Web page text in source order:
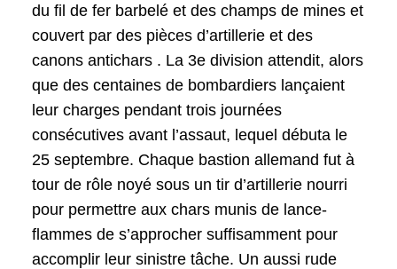
du fil de fer barbelé et des champs de mines et
couvert par des pièces d’artillerie et des
canons antichars . La 3e division attendit, alors
que des centaines de bombardiers lançaient
leur charges pendant trois journées
consécutives avant l’assaut, lequel débuta le
25 septembre. Chaque bastion allemand fut à
tour de rôle noyé sous un tir d’artillerie nourri
pour permettre aux chars munis de lance-
flammes de s’approcher suffisamment pour
accomplir leur sinistre tâche. Un aussi rude